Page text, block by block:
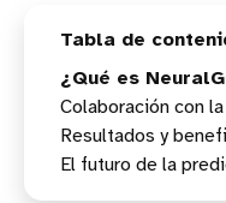
¿Qué es
Colaboración con
Resultados y
El futuro de la